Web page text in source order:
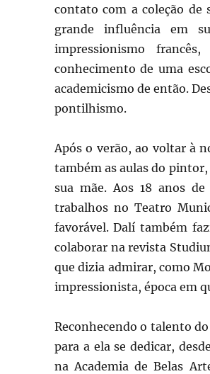
contato com a coleção
grande influência em
impressionismo
conhecimento de uma
academicismo de então.
pontilhismo.
Após o verão, ao voltar à
também as aulas do
sua mãe. Aos 18 anos
trabalhos no Teatro
favorável. Dalí também
colaborar na revista
que dizia admirar, como
impressionista, época em
Reconhecendo o talento
para a ela se dedicar,
na Academia de Belas